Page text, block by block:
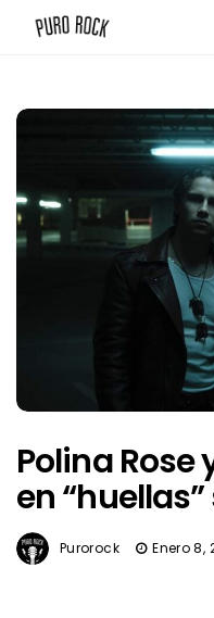
Polina Rose
en
Purorock Enero 8,